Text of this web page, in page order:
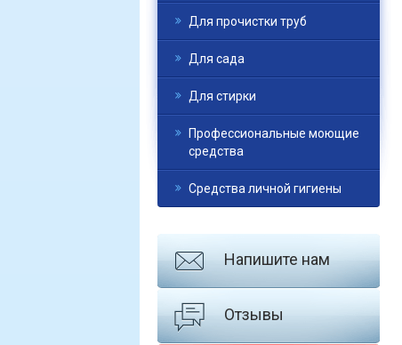
Для прочистки труб
Для сада
Для стирки
Профессиональные моющие
средства
Средства личной гигиены
Напишите нам
Отзывы